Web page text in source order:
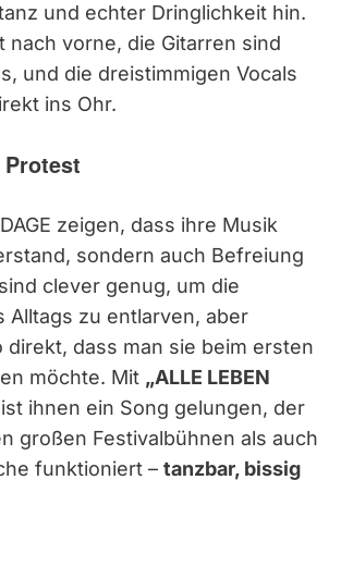
und echter Dringlichkeit hin.
nach vorne, die Gitarren sind
und die dreistimmigen Vocals
ins Ohr.
zeigen, dass ihre Musik
sondern auch Befreiung
clever genug, um die
Alltags zu entlarven, aber
direkt, dass man sie beim ersten
möchte. Mit „ALLE LEBEN
ist ihnen ein Song gelungen, der
großen Festivalbühnen als auch
funktioniert – tanzbar, bissig